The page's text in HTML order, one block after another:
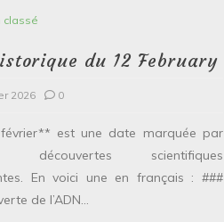
classé
du 12 February
2026 0
est une date marquée par
découvertes scientifiques
En voici une en français : ###
de l’ADN...